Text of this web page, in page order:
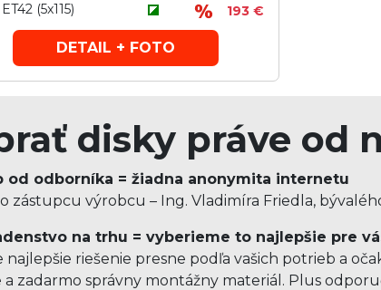
(5x115)
193 €
DETAIL + FOTO
disky práve od
od odborníka = žiadna anonymita internetu
výrobcu – Ing. Vladimíra Friedla,
na trhu = vyberieme to najlepšie pre
riešenie presne podľa vašich potrieb a
zadarmo správny montážny materiál. Plus